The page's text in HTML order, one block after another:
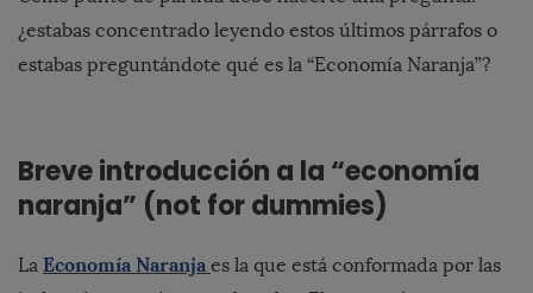
¿estabas concentrado leyendo estos últimos párrafos o
estabas preguntándote qué es la “Economía Naranja”?
Breve introducción a la “economía
naranja” (not for dummies)
La Economía Naranja es la que está conformada por las